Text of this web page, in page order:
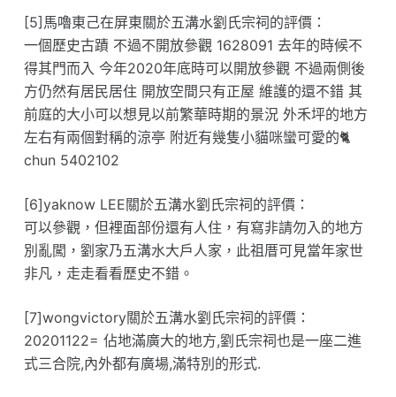
[5]馬嚕東己在屏東關於五溝水劉氏宗祠的評價：
一個歷史古蹟 不過不開放參觀 1628091 去年的時候不
得其門而入 今年2020年底時可以開放參觀 不過兩側後
方仍然有居民居住 開放空間只有正屋 維護的還不錯 其
前庭的大小可以想見以前繁華時期的景況 外禾坪的地方
左右有兩個對稱的涼亭 附近有幾隻小貓咪蠻可愛的🐈
chun 5402102
[6]yaknow LEE關於五溝水劉氏宗祠的評價：
可以參觀，但裡面部份還有人住，有寫非請勿入的地方
別亂闖，劉家乃五溝水大戶人家，此祖厝可見當年家世
非凡，走走看看歷史不錯。
[7]wongvictory關於五溝水劉氏宗祠的評價：
20201122= 佔地滿廣大的地方,劉氏宗祠也是一座二進
式三合院,內外都有廣場,滿特別的形式.